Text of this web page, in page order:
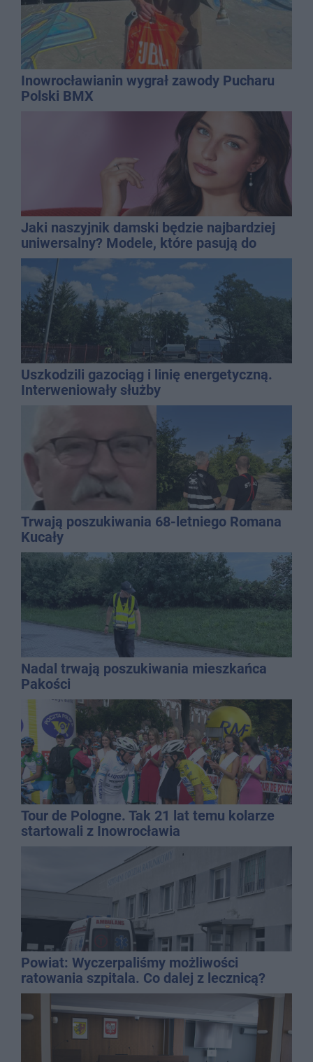
Inowrocławianin wygrał zawody Pucharu
Polski BMX
Jaki naszyjnik damski będzie najbardziej
uniwersalny? Modele, które pasują do
wielu stylizacji
Uszkodzili gazociąg i linię energetyczną.
Interweniowały służby
Trwają poszukiwania 68-letniego Romana
Kucały
Nadal trwają poszukiwania mieszkańca
Pakości
Tour de Pologne. Tak 21 lat temu kolarze
startowali z Inowrocławia
Powiat: Wyczerpaliśmy możliwości
ratowania szpitala. Co dalej z lecznicą?